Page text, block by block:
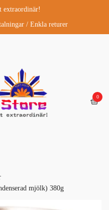
extraordinär!
/ Enkla returer
0
mjölk) 380g